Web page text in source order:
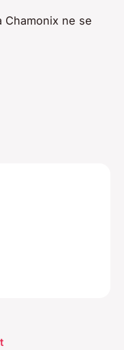
Chamonix ne se